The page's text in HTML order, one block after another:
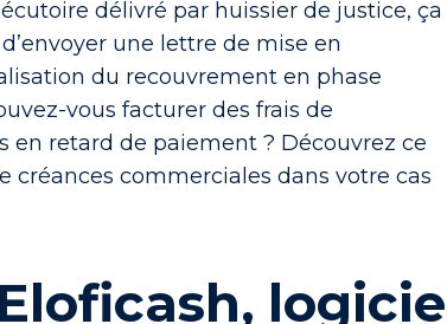
délivré par huissier de justice, ça
une lettre de mise en
du recouvrement en phase
vous facturer des frais de
en retard de paiement ? Découvrez ce
créances commerciales dans votre cas